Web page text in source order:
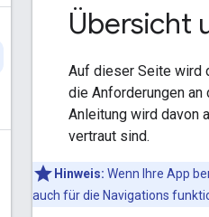
Übersicht
Auf dieser Seite wird
die Anforderungen an
Anleitung wird davon
vertraut sind.
Hinweis: Wenn Ihre App
auch für die Navigations